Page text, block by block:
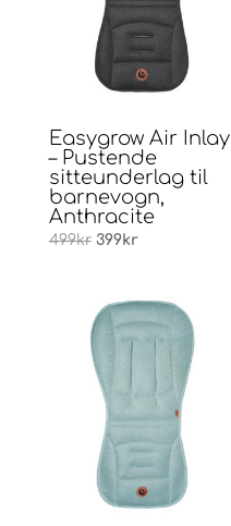
Easygrow Air Inlay
– Pustende
sitteunderlag til
barnevogn,
Anthracite
499kr Opprinnelig
var:
499kr.
399krNåværende
er:
399kr.